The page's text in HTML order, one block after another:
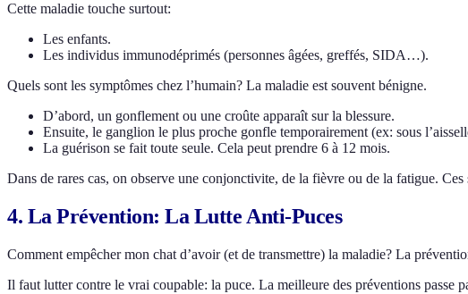
Cette maladie touche surtout:
Les enfants.
Les individus immunodéprimés (personnes âgées, greffés, SIDA…).
Quels sont les symptômes chez l’humain? La maladie est souvent bénigne.
D’abord, un gonflement ou une croûte apparaît sur la blessure.
Ensuite, le ganglion le plus proche gonfle temporairement (ex: sous
La guérison se fait toute seule. Cela peut prendre 6 à 12 mois.
Dans de rares cas, on observe une conjonctivite, de la fièvre ou de la fatigue.
4. La Prévention: La Lutte Anti-Puces
Comment empêcher mon chat d’avoir (et de transmettre) la maladie? La
Il faut lutter contre le vrai coupable: la puce. La meilleure des préventions passe